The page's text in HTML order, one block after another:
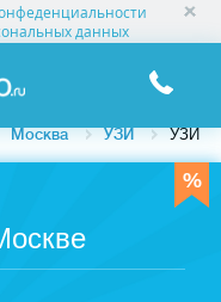
данных
Москва УЗИ УЗИ